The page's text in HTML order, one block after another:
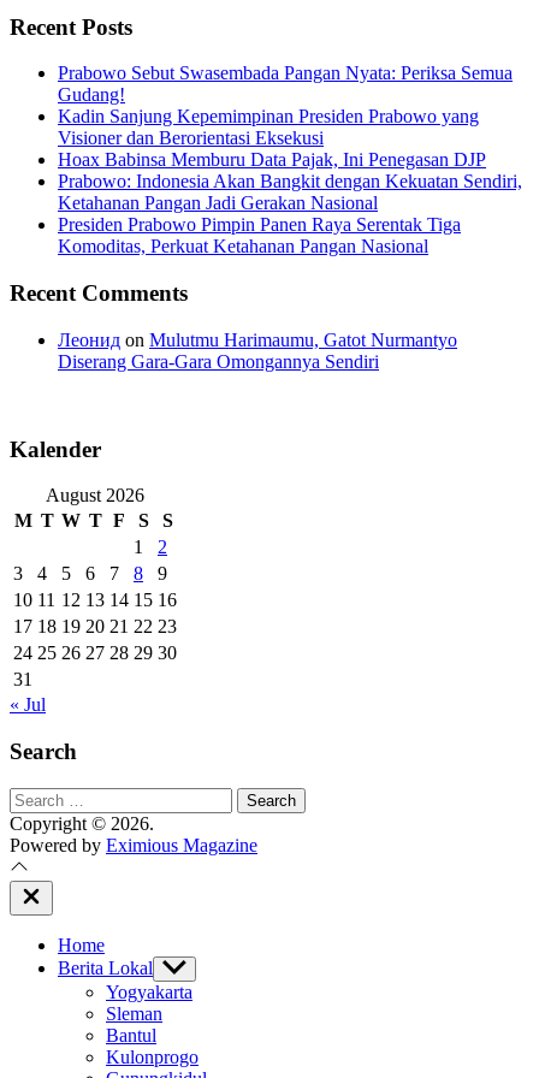
Recent Posts
Prabowo Sebut Swasembada Pangan Nyata: Periksa Semua
Gudang!
Kadin Sanjung Kepemimpinan Presiden Prabowo yang
Visioner dan Berorientasi Eksekusi
Hoax Babinsa Memburu Data Pajak, Ini Penegasan DJP
Prabowo: Indonesia Akan Bangkit dengan Kekuatan Sendiri,
Ketahanan Pangan Jadi Gerakan Nasional
Presiden Prabowo Pimpin Panen Raya Serentak Tiga
Komoditas, Perkuat Ketahanan Pangan Nasional
Recent Comments
Леонид on Mulutmu Harimaumu, Gatot Nurmantyo
Diserang Gara-Gara Omongannya Sendiri
Kalender
August 2026
M T W T F S
S
1
2
3
4 5 6 7 8
9
10 11 12 13 14 15 16
17 18 19 20 21 22 23
24 25 26 27 28 29 30
31
« Jul
Search
Search
for:
Copyright © 2026.
Powered by Eximious Magazine
Close
Off
Home
Berita Lokal Show
sub
menu
Yogyakarta
Sleman
Bantul
Kulonprogo